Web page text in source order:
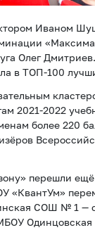
Иваном
Олег
в ТОП-100
2021-2022
более 220
перешли
«КвантУм»
СОШ № 1 —